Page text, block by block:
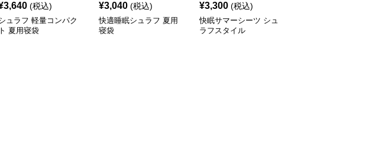
3,640 (税込)
ュラフ 軽量コンパク
ト 夏用寝袋
¥3,040 (税込)
快適睡眠シュラフ 夏用
寝袋
¥3,300 (税込)
快眠サマーシーツ シュ
ラフスタイル